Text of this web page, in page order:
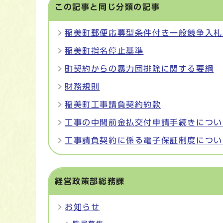
この記事と同じ分類の記事
稲美町郵便応募型条件付き一般競争入
稲美町指名停止基準
町契約からの暴力団排除に関する要綱
財務規則
稲美町工事請負契約約款
工事の中間前金払交付申請手続きについ
工事請負契約に係る電子保証制度につい
経営政策部総務課
お知らせ